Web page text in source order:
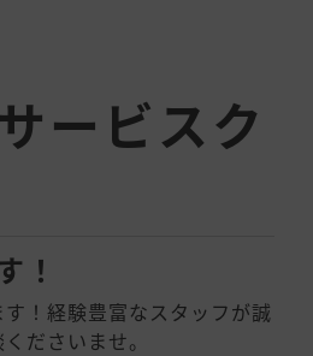
ービスク
！
！経験豊富なスタッフが誠
ださいませ。